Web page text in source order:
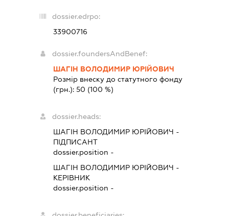
dossier.edrpo:
33900716
dossier.foundersAndBenef:
ШАГІН ВОЛОДИМИР ЮРІЙОВИЧ
Розмір внеску до статутного фонду
(грн.):50 (100 %)
dossier.heads:
ШАГІН ВОЛОДИМИР ЮРІЙОВИЧ -
ПІДПИСАНТ
dossier.position -
ШАГІН ВОЛОДИМИР ЮРІЙОВИЧ -
КЕРІВНИК
dossier.position -